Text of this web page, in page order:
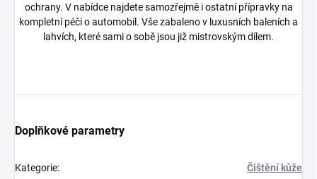
ochrany. V nabídce najdete samozřejmě i ostatní přípravky na
kompletní péči o automobil. Vše zabaleno v luxusních baleních a
lahvích, které sami o sobě jsou již mistrovským dílem.
Doplňkové parametry
Kategorie: Čištění kůže